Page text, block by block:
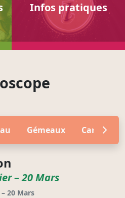
Infos pratiques
Gémeaux Cancer
– 20 Mars
20 Mars